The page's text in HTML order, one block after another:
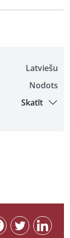
Latviešu
Nodots
Skatīt